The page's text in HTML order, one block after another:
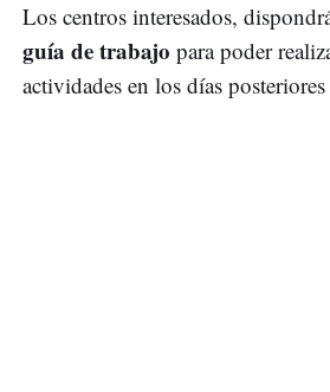
Los centros interesados,
guía de trabajo para poder
actividades en los días